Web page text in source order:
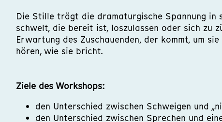
Die Stille trägt die dramaturgische Spannung in
schwelt, die bereit ist, loszulassen oder sich zu
Erwartung des Zuschauenden, der kommt, um
hören, wie sie bricht.
Ziele des Workshops:
den Unterschied zwischen Schweigen und
den Unterschied zwischen Sprechen und